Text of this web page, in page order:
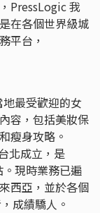
PressLogic 我
在各個世界級城
平台，
最受歡迎的女
容，包括美妝保
瘦身攻略。
北成立，是
現時業務已遍
西亞，並於各個
成績驕人。